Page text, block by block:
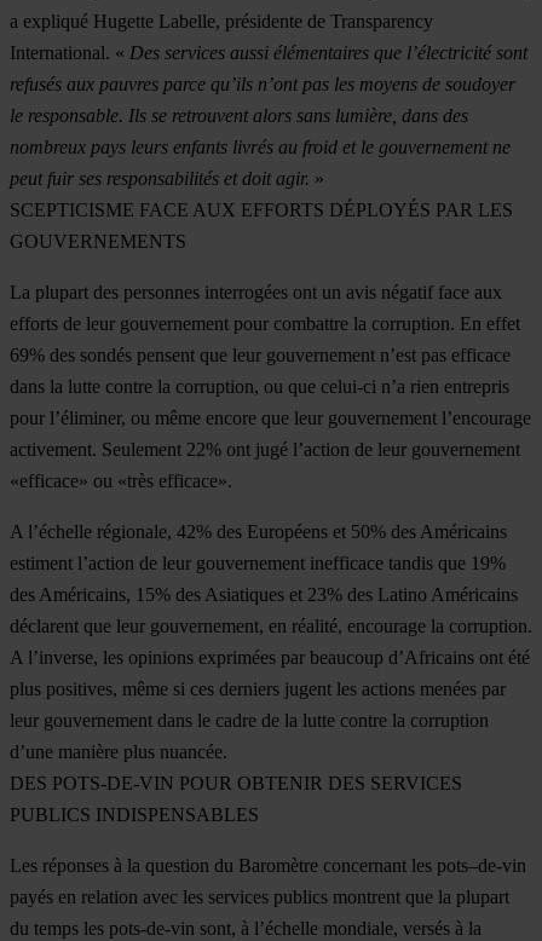
a expliqué Hugette Labelle, présidente de Transparency
International. « Des services aussi élémentaires que l’électricité sont
refusés aux pauvres parce qu’ils n’ont pas les moyens de soudoyer
le responsable. Ils se retrouvent alors sans lumière, dans des
nombreux pays leurs enfants livrés au froid et le gouvernement ne
peut fuir ses responsabilités et doit agir. »
SCEPTICISME FACE AUX EFFORTS DÉPLOYÉS PAR LES
GOUVERNEMENTS
La plupart des personnes interrogées ont un avis négatif face aux
efforts de leur gouvernement pour combattre la corruption. En effet
69% des sondés pensent que leur gouvernement n’est pas efficace
dans la lutte contre la corruption, ou que celui-ci n’a rien entrepris
pour l’éliminer, ou même encore que leur gouvernement l’encourage
activement. Seulement 22% ont jugé l’action de leur gouvernement
«efficace» ou «très efficace».
A l’échelle régionale, 42% des Européens et 50% des Américains
estiment l’action de leur gouvernement inefficace tandis que 19%
des Américains, 15% des Asiatiques et 23% des Latino Américains
déclarent que leur gouvernement, en réalité, encourage la corruption.
A l’inverse, les opinions exprimées par beaucoup d’Africains ont été
plus positives, même si ces derniers jugent les actions menées par
leur gouvernement dans le cadre de la lutte contre la corruption
d’une manière plus nuancée.
DES POTS-DE-VIN POUR OBTENIR DES SERVICES
PUBLICS INDISPENSABLES
Les réponses à la question du Baromètre concernant les pots–de-vin
payés en relation avec les services publics montrent que la plupart
du temps les pots-de-vin sont, à l’échelle mondiale, versés à la